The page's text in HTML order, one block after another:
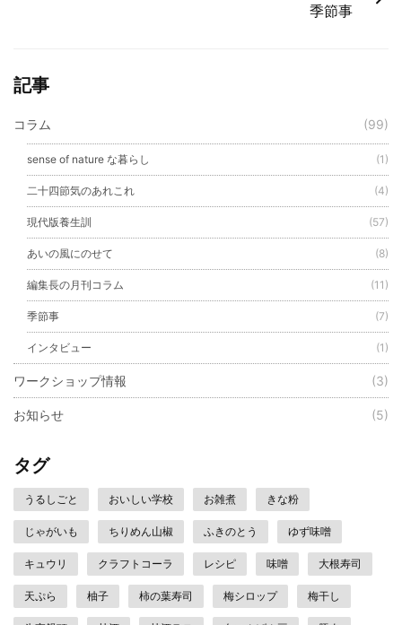
季節事
記事
コラム (99)
sense of nature な暮らし (1)
二十四節気のあれこれ (4)
現代版養生訓 (57)
あいの風にのせて (8)
編集長の月刊コラム (11)
季節事 (7)
インタビュー (1)
ワークショップ情報 (3)
お知らせ (5)
タグ
うるしごと おいしい学校 お雑煮 きな粉
じゃがいも ちりめん山椒 ふきのとう ゆず味噌
キュウリ クラフトコーラ レシピ 味噌 大根寿司
天ぷら 柚子 柿の葉寿司 梅シロップ 梅干し